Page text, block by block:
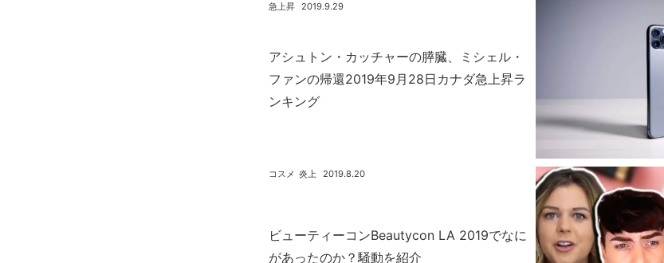
アシュトン・カッチャーの膵臓、ミシェル・
ファンの帰還2019年9月28日カナダ急上昇ラ
ンキング
2019.9.29
急上昇
ビューティーコンBeautycon LA 2019でなに
があったのか？騒動を紹介
2019.8.20
コスメ 炎上